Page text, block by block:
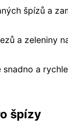
špízů a
a zeleniny
snadno a
špízy